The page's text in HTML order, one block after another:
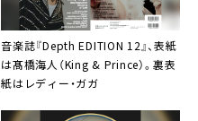
音楽誌『Depth EDITION 12』、表紙
は髙橋海人（King & Prince）。裏表
紙はレディー・ガガ